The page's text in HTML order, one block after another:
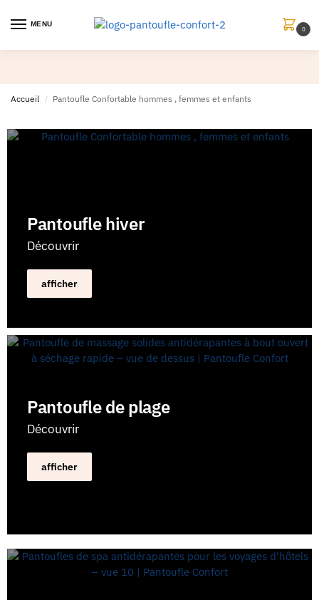
MENU
0
Accueil / Pantoufle Confortable hommes , femmes et enfants
Pantoufle hiver
Découvrir
afficher
Pantoufle de plage
Découvrir
afficher